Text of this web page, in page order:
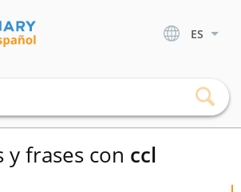
ES
frases con ccl